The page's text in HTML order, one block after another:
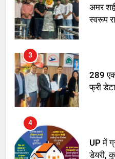
अमर
स्वरूप
3
289
फ्री
4
UP में
डेयरी,